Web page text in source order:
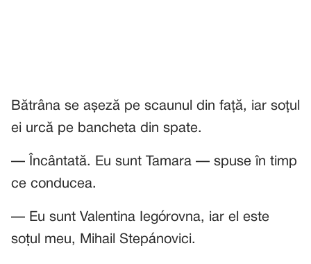
Bătrâna se așeză pe scaunul din față, iar soțul
ei urcă pe bancheta din spate.
— Încântată. Eu sunt Tamara — spuse în timp
ce conducea.
— Eu sunt Valentina Iegórovna, iar el este
soțul meu, Mihail Stepánovici.